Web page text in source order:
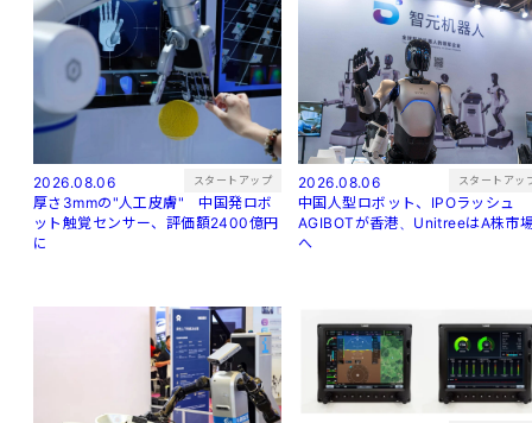
2026.08.06 スタートアップ
厚さ3mmの"人工皮膚" 中国発ロボ
ット触覚センサー、評価額2400億円
に
2026.08.06 スタートアッ
中国人型ロボット、IPOラッシュ
AGIBOTが香港、UnitreeはA株市
へ